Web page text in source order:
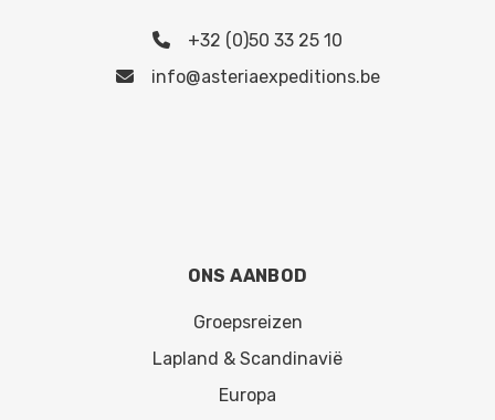
+32 (0)50 33 25 10
info@asteriaexpeditions.be
ONS AANBOD
Groepsreizen
Lapland & Scandinavië
Europa